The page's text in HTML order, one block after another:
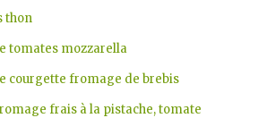
thon
tomates mozzarella
courgette fromage de brebis
frais à la pistache, tomate